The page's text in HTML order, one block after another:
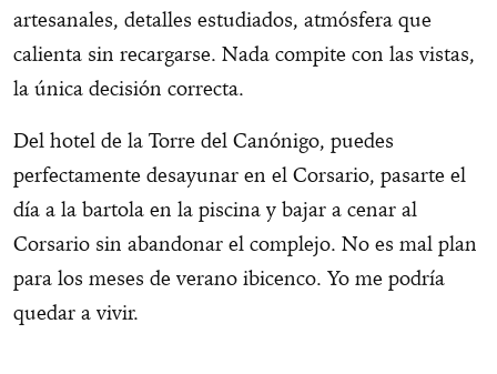
artesanales, detalles estudiados, atmósfera que
calienta sin recargarse. Nada compite con las vistas,
la única decisión correcta.
Del hotel de la Torre del Canónigo, puedes
perfectamente desayunar en el Corsario, pasarte el
día a la bartola en la piscina y bajar a cenar al
Corsario sin abandonar el complejo. No es mal plan
para los meses de verano ibicenco. Yo me podría
quedar a vivir.